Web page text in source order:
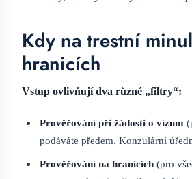
Kdy na trestní
hranicích
Vstup ovlivňují dva různé „filtry“:
Prověřování při žádosti o vízum
podáváte předem. Konzulární
Prověřování na hranicích (pro